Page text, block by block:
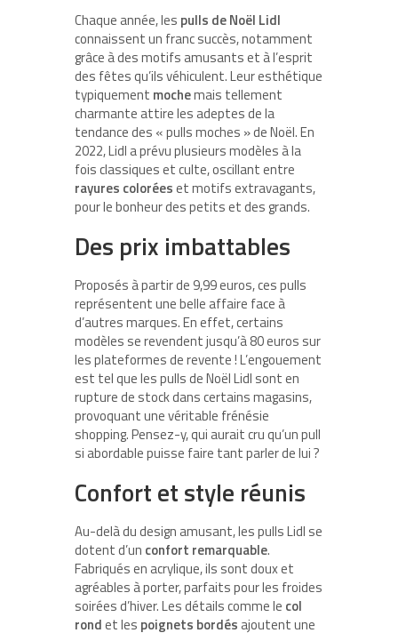
Chaque année, les pulls de Noël Lidl
connaissent un franc succès, notamment
grâce à des motifs amusants et à l’esprit
des fêtes qu’ils véhiculent. Leur esthétique
typiquement mochemais tellement
charmante attire les adeptes de la
tendance des « pulls moches » de Noël. En
2022, Lidl a prévu plusieurs modèles à la
fois classiques et culte, oscillant entre
rayures coloréeset motifs extravagants,
pour le bonheur des petits et des grands.
Des prix imbattables
Proposés à partir de 9,99 euros, ces pulls
représentent une belle affaire face à
d’autres marques. En effet, certains
modèles se revendent jusqu’à 80 euros sur
les plateformes de revente ! L’engouement
est tel que les pulls de Noël Lidl sont en
rupture de stock dans certains magasins,
provoquant une véritable frénésie
shopping. Pensez-y, qui aurait cru qu’un pull
si abordable puisse faire tant parler de lui ?
Confort et style réunis
Au-delà du design amusant, les pulls Lidl se
dotent d’un confort remarquable.
Fabriqués en acrylique, ils sont doux et
agréables à porter, parfaits pour les froides
soirées d’hiver. Les détails comme le col
rondet les poignets bordés ajoutent une